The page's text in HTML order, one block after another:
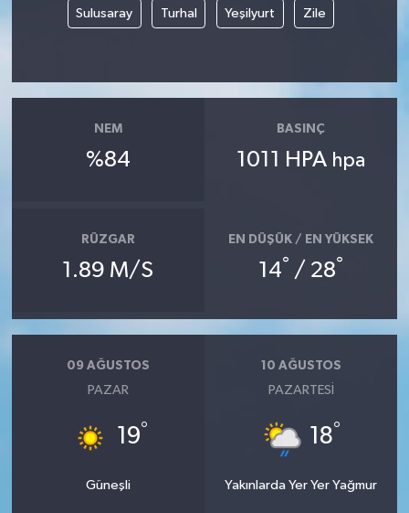
Sulusaray Turhal Yeşilyurt Zile
NEM
%84
BASINÇ
1011 HPA hpa
RÜZGAR
1.89 M/S
EN DÜŞÜK / EN YÜKSEK
14° / 28°
09 AĞUSTOS
PAZAR
19°
Güneşli
10 AĞUSTOS
PAZARTESI
18°
Yakınlarda Yer Yer Yağmur